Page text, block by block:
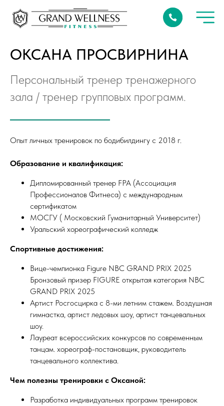
ОКСАНА ПРОСВИРНИНА
Персональный тренер тренажерного
зала / тренер групповых программ.
Опыт личных тренировок по бодибилдингу с 2018 г.
Образование и квалификация:
Дипломированный тренер FPA (Ассоциация
Профессионалов Фитнеса) с международным
сертификатом
МОСГУ ( Московский Гуманитарный Университет)
Уральский хореографический колледж
Спортивные достижения:
Вице-чемпионка Figure NBC GRAND PRIX 2025
Бронзовый призер FIGURE открытая категория NBC
GRAND PRIX 2025
Артист Росгосцирка с 8-ми летним стажем. Воздушная
гимнастка, артист ледовых шоу, артист танцевальных
шоу.
Лауреат всероссийских конкурсов по современным
танцам. хореограф-постановщик, руководитель
танцевального коллектива.
Чем полезны тренировки с Оксаной:
Разработка индивидуальных программ тренировок